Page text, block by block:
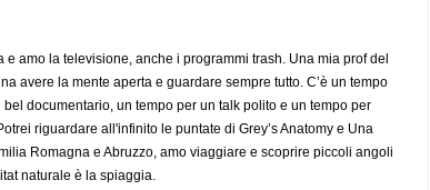
amo la televisione, anche i programmi trash. Una mia prof del
avere la mente aperta e guardare sempre tutto. C’è un tempo
documentario, un tempo per un talk polito e un tempo per
riguardare all'infinito le puntate di Grey’s Anatomy e Una
Romagna e Abruzzo, amo viaggiare e scoprire piccoli angoli
naturale è la spiaggia.